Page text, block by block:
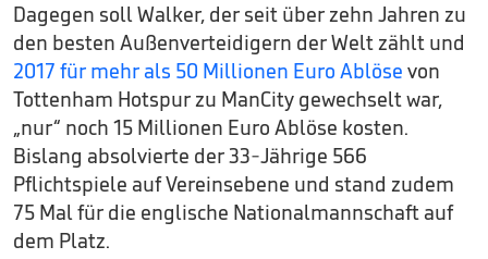
Dagegen soll Walker, der seit über zehn Jahren zu
den besten Außenverteidigern der Welt zählt und
2017 für mehr als 50 Millionen Euro Ablöse von
Tottenham Hotspur zu ManCity gewechselt war,
„nur“ noch 15 Millionen Euro Ablöse kosten.
Bislang absolvierte der 33-Jährige 566
Pflichtspiele auf Vereinsebene und stand zudem
75 Mal für die englische Nationalmannschaft auf
dem Platz.